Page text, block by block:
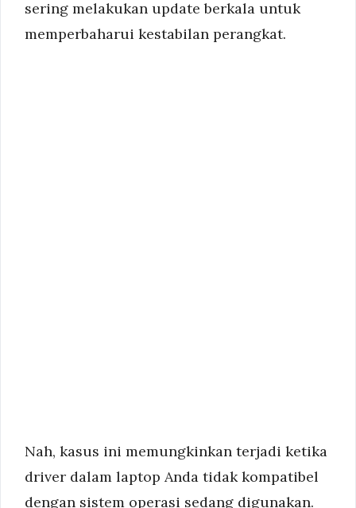
sering melakukan update berkala untuk
memperbaharui kestabilan perangkat.
Nah, kasus ini memungkinkan terjadi ketika
driver dalam laptop Anda tidak kompatibel
dengan sistem operasi sedang digunakan.